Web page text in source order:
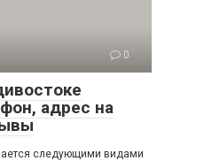
0
адрес на
следующими видами